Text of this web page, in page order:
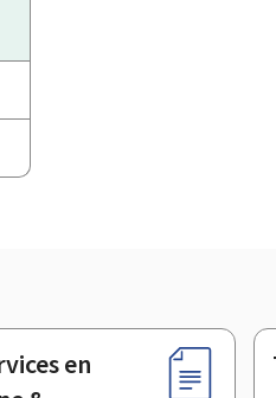
en